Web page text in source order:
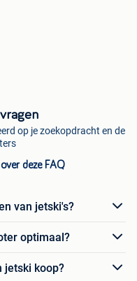
op je zoekopdracht en de
deze FAQ
van jetski's?
optimaal?
jetski koop?